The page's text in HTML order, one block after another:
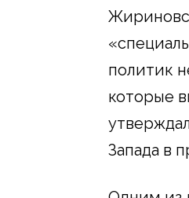
политик
которые
Запада в